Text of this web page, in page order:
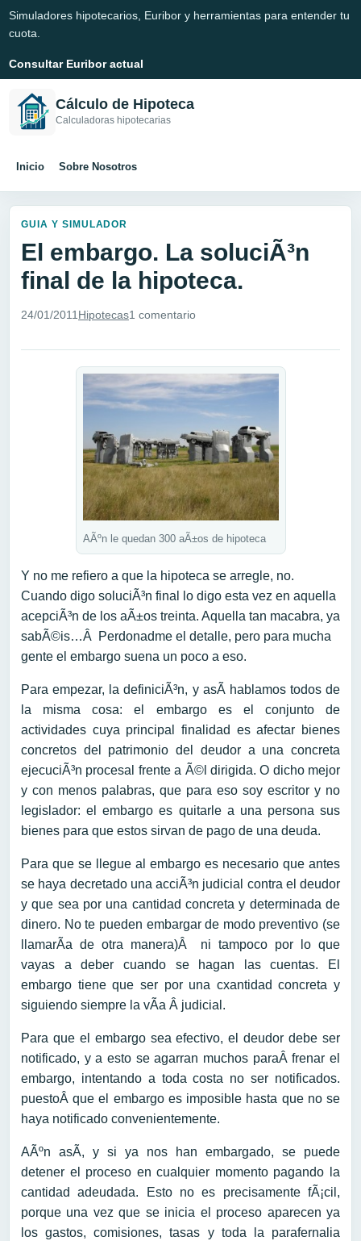
Simuladores hipotecarios, Euribor y herramientas para entender tu
cuota.
Consultar Euribor actual
Cálculo de Hipoteca
Calculadoras hipotecarias
Inicio Sobre Nosotros
GUIA Y SIMULADOR
El embargo. La soluciÃ³n
final de la hipoteca.
24/01/2011 Hipotecas1 comentario
AÃºn le quedan 300 aÃ±os de hipoteca
Y no me refiero a que la hipoteca se arregle, no.
Cuando digo soluciÃ³n final lo digo esta vez en aquella
acepciÃ³n de los aÃ±os treinta. Aquella tan macabra, ya
sabÃ©is…Â Perdonadme el detalle, pero para mucha
gente el embargo suena un poco a eso.
Para empezar, la definiciÃ³n, y asÃ­ hablamos todos de
la misma cosa: el embargo es el conjunto de
actividades cuya principal finalidad es afectar bienes
concretos del patrimonio del deudor a una concreta
ejecuciÃ³n procesal frente a Ã©l dirigida. O dicho mejor
y con menos palabras, que para eso soy escritor y no
legislador: el embargo es quitarle a una persona sus
bienes para que estos sirvan de pago de una deuda.
Para que se llegue al embargo es necesario que antes
se haya decretado una acciÃ³n judicial contra el deudor
y que sea por una cantidad concreta y determinada de
dinero. No te pueden embargar de modo preventivo (se
llamarÃ­a de otra manera)Â ni tampoco por lo que
vayas a deber cuando se hagan las cuentas. El
embargo tiene que ser por una cxantidad concreta y
siguiendo siempre la vÃ­a Â judicial.
Para que el embargo sea efectivo, el deudor debe ser
notificado, y a esto se agarran muchos paraÂ frenar el
embargo, intentando a toda costa no ser notificados.
puestoÂ que el embargo es imposible hasta que no se
haya notificado convenientemente.
AÃºn asÃ­, y si ya nos han embargado, se puede
detener el proceso en cualquier momento pagando la
cantidad adeudada. Esto no es precisamente fÃ¡cil,
porque una vez que se inicia el proceso aparecen ya
los gastos, comisiones, tasas y toda la parafernalia